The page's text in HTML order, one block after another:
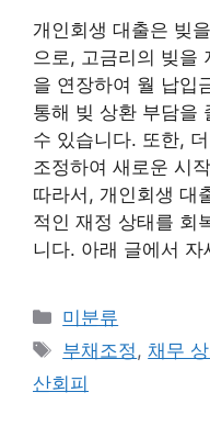
개인회생 대출은 빚
으로, 고금리의 빚을
을 연장하여 월 납입
통해 빚 상환 부담을
수 있습니다. 또한,
조정하여 새로운 시
따라서, 개인회생 대
적인 재정 상태를 회
니다. 아래 글에서
Categories
미분류
Tags
부채조정 , 채무
산회피